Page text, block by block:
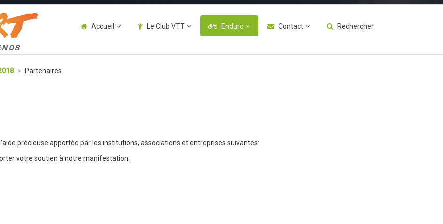
Accueil Le Club VTT Enduro Contact Rechercher
> Partenaires
précieuse apportée par les institutions, associations et entreprises suivantes:
votre soutien à notre manifestation.